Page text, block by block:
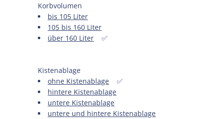
Korbvolumen
bis 105 Liter
105 bis 160 Liter
über 160 Liter ✅
Kistenablage
ohne Kistenablage ✅
hintere Kistenablage
untere Kistenablage
untere und hintere Kistenablage